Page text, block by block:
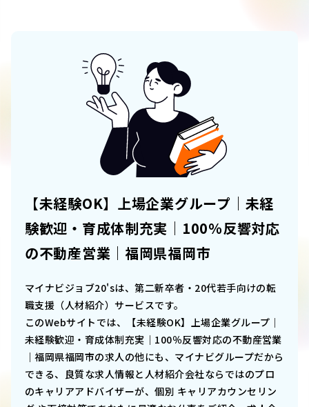
【未経験OK】上場企業グループ｜未経
験歓迎・育成体制充実｜100％反響対応
の不動産営業｜福岡県福岡市
マイナビジョブ20'sは、第二新卒者・20代若手向けの転
職支援（人材紹介）サービスです。
このWebサイトでは、
【未経験OK】上場企業グループ｜
未経験歓迎・育成体制充実｜100％反響対応の不動産営業
｜福岡県福岡市の求人の他にも、マイナビグループだから
できる、良質な求人情報と人材紹介会社ならではのプロ
のキャリアアドバイザーが、個別 キャリアカウンセリン